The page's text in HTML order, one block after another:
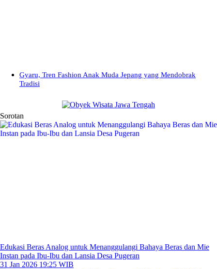
Gyaru, Tren Fashion Anak Muda Jepang yang Mendobrak
Tradisi
Sorotan
Edukasi Beras Analog untuk Menanggulangi Bahaya Beras dan Mie
Instan pada Ibu-Ibu dan Lansia Desa Pugeran
31 Jan 2026 19:25 WIB